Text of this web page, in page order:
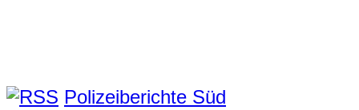
Polizeiberichte Süd